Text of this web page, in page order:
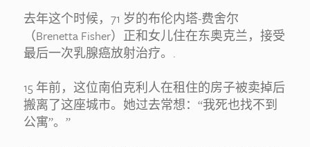
去年这个时候，71 岁的布伦内塔-费舍尔
（Brenetta Fisher）正和女儿住在东奥克兰，接受
最后一次乳腺癌放射治疗。.
15 年前，这位南伯克利人在租住的房子被卖掉后
搬离了这座城市。她过去常想：“我死也找不到
公寓”。”